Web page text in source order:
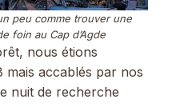
peu comme trouver une
foin au Cap d’Agde
nous étions
accablés par nos
nuit de recherche